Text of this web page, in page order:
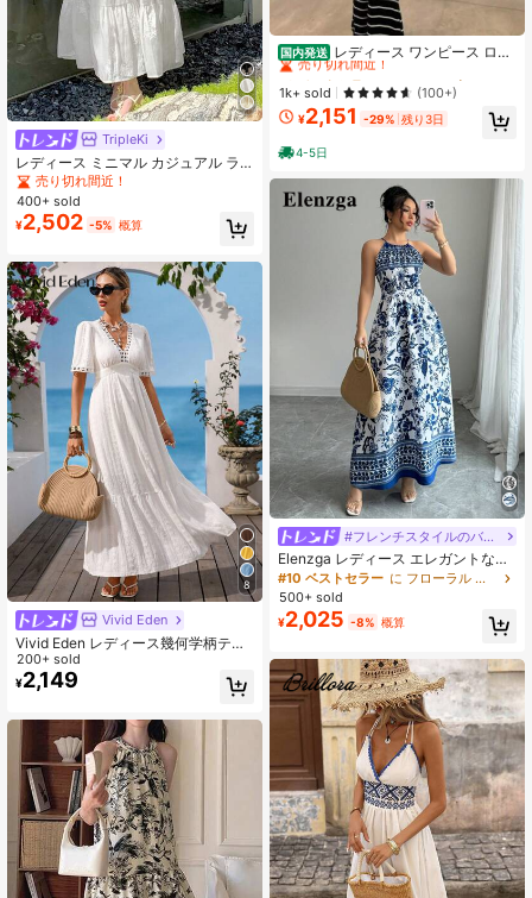
TripleKi
レディース ミニマル カジュアル ラ
ンダムプリント ゆったり コールドシ
ョルダー 夏ワンピース ホワイト エ
レガント
売り切れ間近！
400+ sold
¥2,502 -5% 概算
8
Vivid Eden
Vivid Eden レディース幾何学柄テク
スチャーVネック パフスリーブドレ
ス、バケーションにふさわしい
200+ sold
¥2,149
国内発送 レディース ワンピース ロン
グ丈 マキシワンピース ボーダー柄
ホルターネック バックオープン 背中
あき レースアップ 編み上げ タイト
ボディコン スリム 着痩せ 華奢見え
スタイルアップ 脚長効果 美シルエッ
ト 骨格ウェーブ 骨格ストレート セ
ート ビーチ 海 旅行 デート パーティ
ー お呼ばれ 2次会 ナイトドレス キャ
バワンピ ノースリーブ 伸縮性 スト
レッチ 大人可愛い きれいめ カジュ
アル モノトーン ブラック ホワイト
#6 ベストセラー
売り切れ間近！
#6 ベストセラー
売り切れ間近！
#6 ベストセラー
売り切れ間近！
#6 ベストセラー
1k+ sold (100+)
¥2,151 -29% 残り3日
4-5日
#フレンチスタイルのバケーションドレス
Elenzga レディース エレガントなフ
ァッション 魅力的なビーチリゾート
カジュアルバケーション ノースリー
ブホルターウエストシャーリング フ
ローラルプリントマキシドレス (ラン
#10 ベストセラー
に フローラル プリント柄マキシドレス
500+ sold
¥2,025 -8% 概算